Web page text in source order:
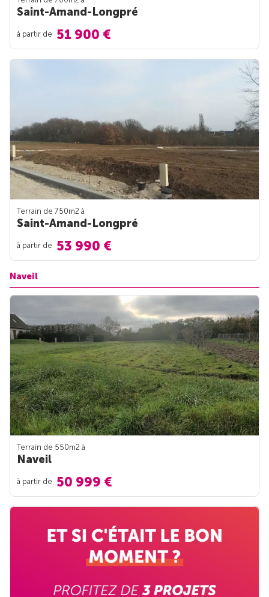
Saint-Amand-Longpré
à partir de 51 900 €
Terrain de 750m2 à
Saint-Amand-Longpré
à partir de 53 990 €
Naveil
Terrain de 550m2 à
Naveil
à partir de 50 999 €